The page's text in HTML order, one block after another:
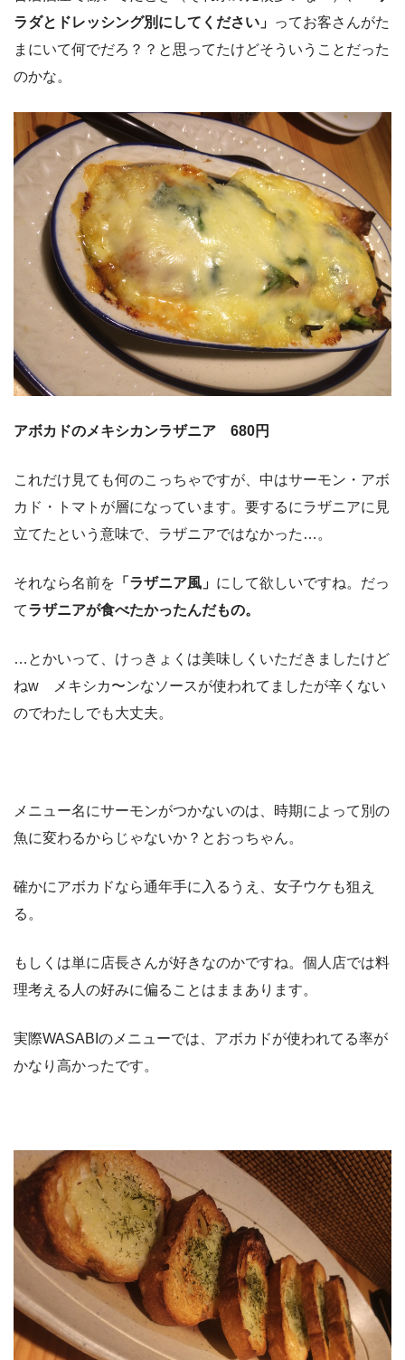
ラダとドレッシング別にしてください」 ってお客さんがた
まにいて何でだろ？？と思ってたけどそういうことだった
のかな。
アボカドのメキシカンラザニア 680円
これだけ見ても何のこっちゃですが、中はサーモン・アボ
カド・トマトが層になっています。要するにラザニアに見
立てたという意味で、ラザニアではなかった…。
それなら名前を 「ラザニア風」 にして欲しいですね。だっ
てラザニアが食べたかったんだもの。
…とかいって、けっきょくは美味しくいただきましたけど
ねw メキシカ〜ンなソースが使われてましたが辛くない
のでわたしでも大丈夫。
メニュー名にサーモンがつかないのは、時期によって別の
魚に変わるからじゃないか？とおっちゃん。
確かにアボカドなら通年手に入るうえ、女子ウケも狙え
る。
もしくは単に店長さんが好きなのかですね。個人店では料
理考える人の好みに偏ることはままあります。
実際WASABIのメニューでは、アボカドが使われてる率が
かなり高かったです。